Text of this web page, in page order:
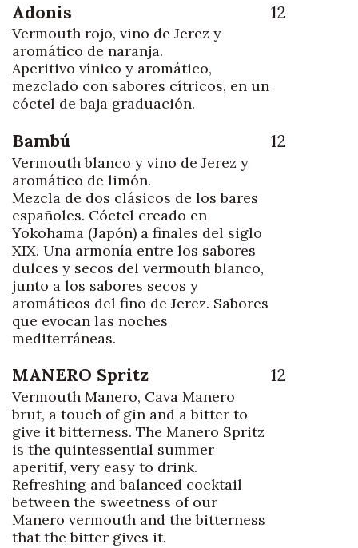
Adonis
Vermouth rojo, vino de Jerez y
aromático de naranja.
Aperitivo vínico y aromático,
mezclado con sabores cítricos, en un
cóctel de baja graduación.
12
Bambú
Vermouth blanco y vino de Jerez y
aromático de limón.
Mezcla de dos clásicos de los bares
españoles. Cóctel creado en
Yokohama (Japón) a finales del siglo
XIX. Una armonía entre los sabores
dulces y secos del vermouth blanco,
junto a los sabores secos y
aromáticos del fino de Jerez. Sabores
que evocan las noches
mediterráneas.
12
MANERO Spritz
Vermouth Manero, Cava Manero
brut, a touch of gin and a bitter to
give it bitterness. The Manero Spritz
is the quintessential summer
aperitif, very easy to drink.
Refreshing and balanced cocktail
between the sweetness of our
Manero vermouth and the bitterness
that the bitter gives it.
12